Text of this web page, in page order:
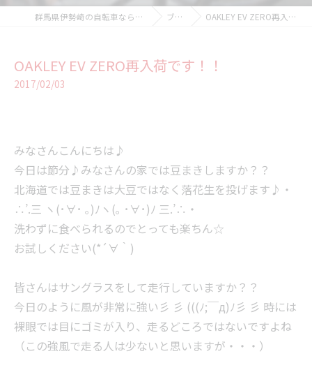
群馬県伊勢崎の自転車ならPOWER-KIDS ブログ OAKLEY EV ZERO再入荷です！！
OAKLEY EV ZERO再入荷です！！
2017/02/03
みなさんこんにちは♪
今日は節分♪みなさんの家では豆まきしますか？？
北海道では豆まきは大豆ではなく落花生を投げます♪・
∴’.三 ヽ(･∀･ ｡)ﾉヽ(｡ ･∀･)ﾉ 三.’∴・
洗わずに食べられるのでとっても楽ちん☆
お試しください(*´∀｀)
皆さんはサングラスをして走行していますか？？
今日のように風が非常に強い彡 彡 (((ﾉ;￣д)ﾉ彡 彡 時には
裸眼では目にゴミが入り、走るどころではないですよね
（この強風で走る人は少ないと思いますが・・・）